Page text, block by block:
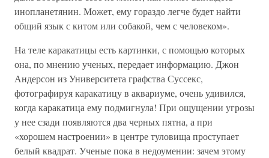
инопланетянин. Может, ему гораздо легче будет найти
общий язык с китом или собакой, чем с человеком».
На теле каракатицы есть картинки, с помощью которых
она, по мнению ученых, передает информацию. Джон
Андерсон из Университета графства Суссекс,
фотографируя каракатицу в аквариуме, очень удивился,
когда каракатица ему подмигнула! При ощущении угрозы
у нее сзади появляются два черных пятна, а при
«хорошем настроении» в центре туловища проступает
белый квадрат. Ученые пока в недоумении: зачем этому